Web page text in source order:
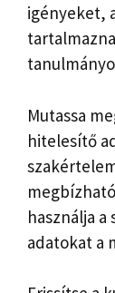
igényeket,
Mutassa
hitelesítő
használja
adatokat a